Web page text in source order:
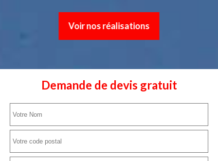
Voir nos réalisations
Demande de devis gratuit